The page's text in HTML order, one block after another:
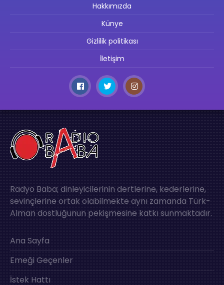
Hakkımızda
Künye
Gizlilik politikası
İletişim
Radyo Baba; dinleyicilerinin dertlerine, kederlerine,
sevinçlerine ortak olabilmekte aynı zamanda Türk-
Alman dostluğunun pekişmesine katkı sunmaktadır.
Ana Sayfa
Emeği Geçenler
İstek Hattı